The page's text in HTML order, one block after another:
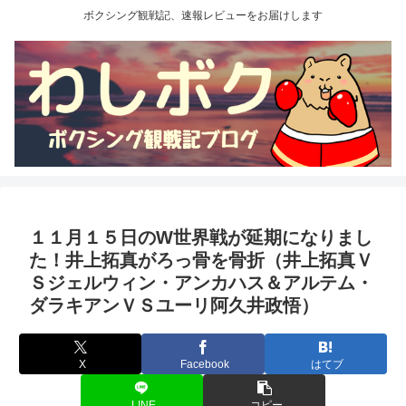
ボクシング観戦記、速報レビューをお届けします
１１月１５日のW世界戦が延期になりまし
た！井上拓真がろっ骨を骨折（井上拓真Ｖ
Ｓジェルウィン・アンカハス＆アルテム・
ダラキアンＶＳユーリ阿久井政悟）
X Facebook はてブ